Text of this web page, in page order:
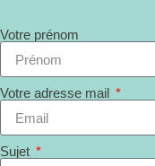
Votre prénom
Votre adresse mail
Sujet